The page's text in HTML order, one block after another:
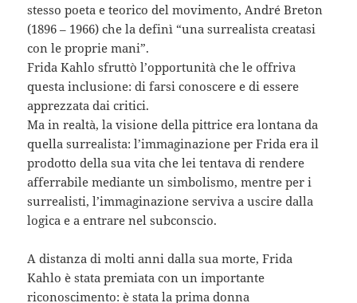
stesso poeta e teorico del movimento, André Breton
(1896 – 1966) che la definì “una surrealista creatasi
con le proprie mani”.
Frida Kahlo sfruttò l’opportunità che le offriva
questa inclusione: di farsi conoscere e di essere
apprezzata dai critici.
Ma in realtà, la visione della pittrice era lontana da
quella surrealista: l’immaginazione per Frida era il
prodotto della sua vita che lei tentava di rendere
afferrabile mediante un simbolismo, mentre per i
surrealisti, l’immaginazione serviva a uscire dalla
logica e a entrare nel subconscio.
A distanza di molti anni dalla sua morte, Frida
Kahlo è stata premiata con un importante
riconoscimento: è stata la prima donna